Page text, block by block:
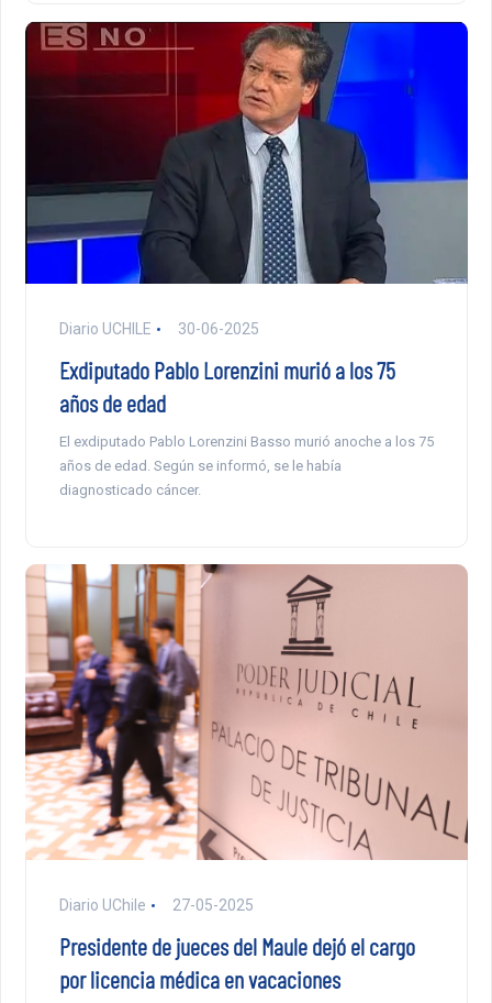
Diario UCHILE 30-06-2025
Exdiputado Pablo Lorenzini murió a los 75
años de edad
El exdiputado Pablo Lorenzini Basso murió anoche a los 75
años de edad. Según se informó, se le había
diagnosticado cáncer.
Diario UChile 27-05-2025
Presidente de jueces del Maule dejó el cargo
por licencia médica en vacaciones